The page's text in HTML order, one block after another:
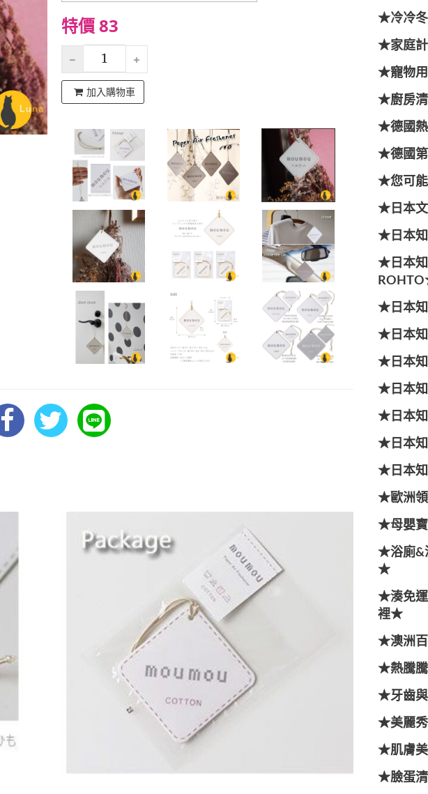
特價 83
加入購物車
★冷冷
★家庭
★寵物
★廚房
★德國
★德國
★您可
★日本
★日本
★日本知
★日本
★日本
★日本
★日本
★日本
★日本
★日本
★歐洲
★母嬰
★浴廁&
★
★湊免運
裡★
★澳洲
★熱騰
★牙齒
★美麗
★肌膚
★臉蛋